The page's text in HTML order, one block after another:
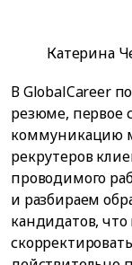
Катерина
В GlobalCareer
резюме, первое
коммуникацию
рекрутеров
проводимого
и разбираем
кандидатов,